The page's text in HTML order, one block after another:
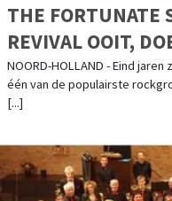
THE FORTUNATE
REVIVAL OOIT,
HOLLAND AAN
NOORD-HOLLAND - Eind
één van de populairste
[...]